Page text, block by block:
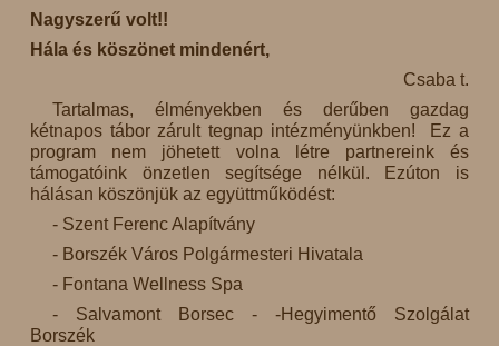
Nagyszerű volt!!
Hála és köszönet mindenért,
Csaba t.
Tartalmas, élményekben és derűben gazdag
kétnapos tábor zárult tegnap intézményünkben! Ez a
program nem jöhetett volna létre partnereink és
támogatóink önzetlen segítsége nélkül. Ezúton is
hálásan köszönjük az együttműködést:
- Szent Ferenc Alapítvány
- Borszék Város Polgármesteri Hivatala
- Fontana Wellness Spa
- Salvamont Borsec - -Hegyimentő Szolgálat
Borszék